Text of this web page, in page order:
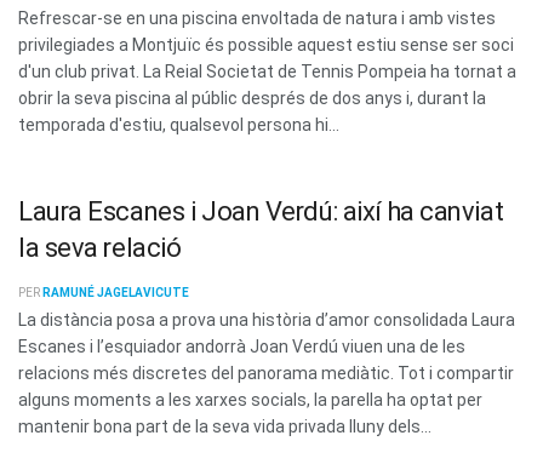
Refrescar-se en una piscina envoltada de natura i amb vistes
privilegiades a Montjuïc és possible aquest estiu sense ser soci
d'un club privat. La Reial Societat de Tennis Pompeia ha tornat a
obrir la seva piscina al públic després de dos anys i, durant la
temporada d'estiu, qualsevol persona hi...
Laura Escanes i Joan Verdú: així ha canviat
la seva relació
PER RAMUNÉ JAGELAVICUTE
La distància posa a prova una història d’amor consolidada Laura
Escanes i l’esquiador andorrà Joan Verdú viuen una de les
relacions més discretes del panorama mediàtic. Tot i compartir
alguns moments a les xarxes socials, la parella ha optat per
mantenir bona part de la seva vida privada lluny dels...